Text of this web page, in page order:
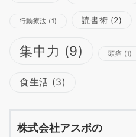
行動療法 (1) 読書術 (2)
集中力 (9) 頭痛 (1)
食生活 (3)
株式会社アスポの